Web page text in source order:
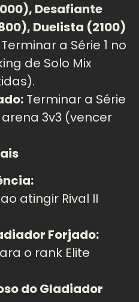
Desafiante
Duelista (2100)
Terminar a Série 1 no
de Solo Mix
Terminar a Série
arena 3v3 (vencer
atingir Rival II
Forjado:
o rank Elite
do Gladiador